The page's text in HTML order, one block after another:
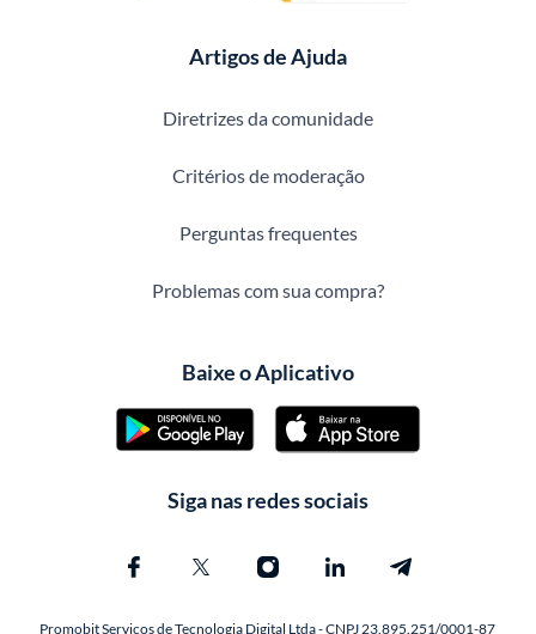
Artigos de Ajuda
Diretrizes da comunidade
Critérios de moderação
Perguntas frequentes
Problemas com sua compra?
Baixe o Aplicativo
Siga nas redes sociais
Promobit Servicos de Tecnologia Digital Ltda - CNPJ 23.895.251/0001-87